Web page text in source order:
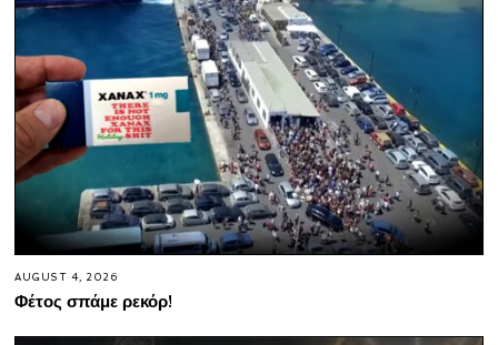
AUGUST 4, 2026
Φέτος σπάμε ρεκόρ!